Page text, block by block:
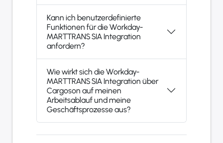
Kann ich benutzerdefinierte
Funktionen für die Workday-
MARTTRANS SIA Integration
anfordern?
Wie wirkt sich die Workday-
MARTTRANS SIA Integration über
Cargoson auf meinen
Arbeitsablauf und meine
Geschäftsprozesse aus?